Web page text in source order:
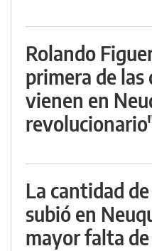
Rolando
primera de las
vienen en
La cantidad
subió en
mayor falta